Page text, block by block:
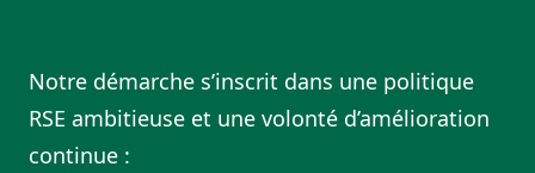
Notre démarche s’inscrit dans une politique
RSE ambitieuse et une volonté d’amélioration
continue :